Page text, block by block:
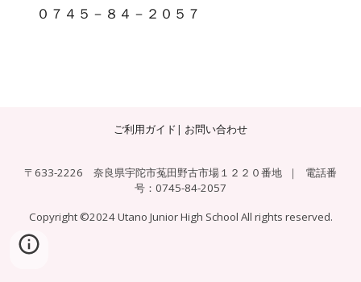
０７４５－８４－２０５７
ご利用ガイド| お問い合わせ
〒633-2226 奈良県宇陀市菟田野古市場１２２０番地 ｜ 電話番
号：0745-84-2057
Copyright ©2024 Utano Junior High School All rights reserved.